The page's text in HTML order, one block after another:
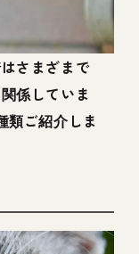
さまざまで
係していま
類ご紹介しま